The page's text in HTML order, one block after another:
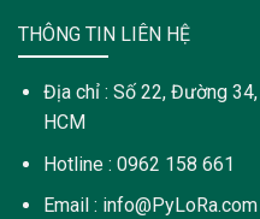
THÔNG TIN LIÊN HỆ
Địa chỉ : Số 22, Đường 34,
HCM
Hotline : 0962 158 661
Email : info@PyLoRa.com